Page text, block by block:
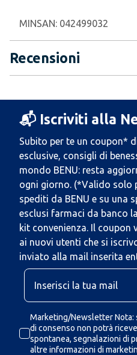
MINSAN: 042499032
Recensioni
📬 Iscriviti alla
Subito per te un coupon*
esclusive, consigli di
mondo BENU: resta
ogni giorno. (*Valido solo
spediti da BENU e su una
esclusi farmaci da banco
kit convenienza. Il coupon
ai nuovi utenti che si
inviato alla mail inserita
Marketing/Newsletter Nota:
di consenso non potrà
spontanea, segnalazioni di
altre informazioni di